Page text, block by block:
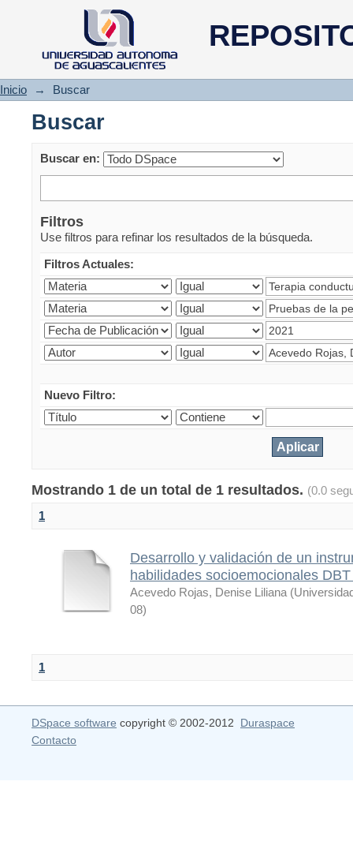
Buscar
Inicio → Buscar
Buscar
Buscar en:
Filtros
Use filtros para refinar los resultados de la búsqueda.
Filtros Actuales:
Nuevo Filtro:
Mostrando 1 de un total de 1 resultados. (0.0
1
Desarrollo y validación de un
habilidades socioemocionales
Acevedo Rojas, Denise Liliana (
08)
1
DSpace software copyright © 2002-2012 Duraspace
Contacto